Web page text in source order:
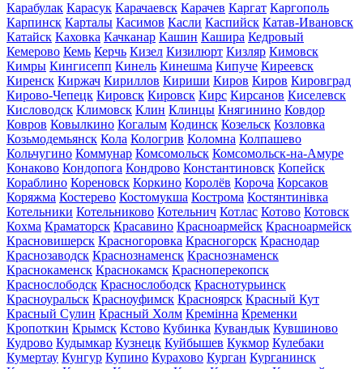
Карабулак Карасук Карачаевск Карачев Каргат Каргополь
Карпинск Карталы Касимов Касли Каспийск Катав-Ивановск
Катайск Каховка Качканар Кашин Кашира Кедровый
Кемерово Кемь Керчь Кизел Кизилюрт Кизляр Кимовск
Кимры Кингисепп Кинель Кинешма Кипуче Киреевск
Киренск Киржач Кириллов Кириши Киров Киров Кировград
Кирово-Чепецк Кировск Кировск Кирс Кирсанов Киселевск
Кисловодск Климовск Клин Клинцы Княгинино Ковдор
Ковров Ковылкино Когалым Кодинск Козельск Козловка
Козьмодемьянск Кола Кологрив Коломна Колпашево
Кольчугино Коммунар Комсомольск Комсомольск-на-Амуре
Конаково Кондопога Кондрово Константиновск Копейск
Кораблино Кореновск Коркино Королёв Короча Корсаков
Коряжма Костерево Костомукша Кострома Костянтинівка
Котельники Котельниково Котельнич Котлас Котово Котовск
Кохма Краматорск Красавино Красноармейск Красноармейск
Красновишерск Красногоровка Красногорск Краснодар
Краснозаводск Краснознаменск Краснознаменск
Краснокаменск Краснокамск Красноперекопск
Краснослободск Краснослободск Краснотурьинск
Красноуральск Красноуфимск Красноярск Красный Кут
Красный Сулин Красный Холм Кремінна Кременки
Кропоткин Крымск Кстово Кубинка Кувандык Кувшиново
Кудрово Кудымкар Кузнецк Куйбышев Кукмор Кулебаки
Кумертау Кунгур Купино Курахово Курган Курганинск